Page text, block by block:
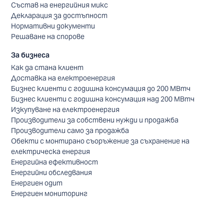
Състав на енергийния микс
Декларация за достъпност
Нормативни документи
Решаване на спорове
За бизнеса
Как да стана клиент
Доставка на електроенергия
Бизнес клиенти с годишна консумация до 200 МВтч
Бизнес клиенти с годишна консумация над 200 МВтч
Изкупуване на електроенергия
Производители за собствени нужди и продажба
Производители само за продажба
Обекти с монтирано съоръжение за съхранение на
електрическа енергия
Енергийна ефективност
Енергийни обследвания
Енергиен одит
Енергиен мониторинг